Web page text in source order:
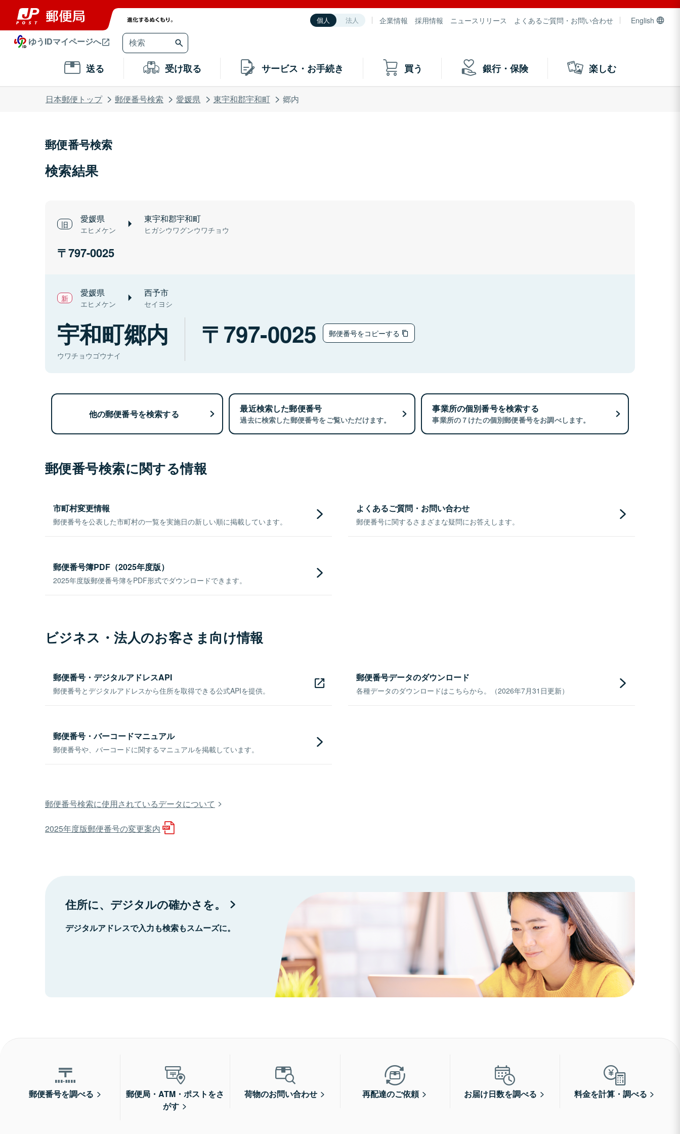
個人 法人 企業情報 採用情報 ニュースリリース よくあるご質問・お問い合わせ English
ゆうIDマイページへ
送る 受け取る サービス・お手続き 買う 銀行・保険 楽しむ
日本郵便トップ 郵便番号検索 愛媛県 東宇和郡宇和町 郷内
郵便番号検索
検索結果
愛媛県
エヒメケン
東宇和郡宇和町
ヒガシウワグンウワチョウ
797-0025
愛媛県
エヒメケン
西予市
セイヨシ
宇和町郷内
ウワチョウゴウナイ
797-0025 郵便番号をコピーする
他の郵便番号を検索する 最近検索した郵便番号
過去に検索した郵便番号をご覧いただけます。
事業所の個別番号を検索する
事業所の７けたの個別郵便番号をお調べします。
郵便番号検索に関する情報
市町村変更情報
郵便番号を公表した市町村の一覧を実施日の新しい順に掲載しています。
よくあるご質問・お問い合わせ
郵便番号に関するさまざまな疑問にお答えします。
郵便番号簿PDF（2025年度版）
2025年度版郵便番号簿をPDF形式でダウンロードできます。
ビジネス・法人のお客さま向け情報
郵便番号・デジタルアドレスAPI
郵便番号とデジタルアドレスから住所を取得できる公式APIを提供。
郵便番号データのダウンロード
各種データのダウンロードはこちらから。（2026年7月31日更新）
郵便番号・バーコードマニュアル
郵便番号や、バーコードに関するマニュアルを掲載しています。
郵便番号検索に使用されているデータについて
2025年度版郵便番号の変更案内
住所に、デジタルの確かさを。
デジタルアドレスで入力も検索もスムーズに。
郵便番号を調べる
郵便局・ATM・ポストをさ
がす
荷物のお問い合わせ 再配達のご依頼 お届け日数を調べる 料金を計算・調べる